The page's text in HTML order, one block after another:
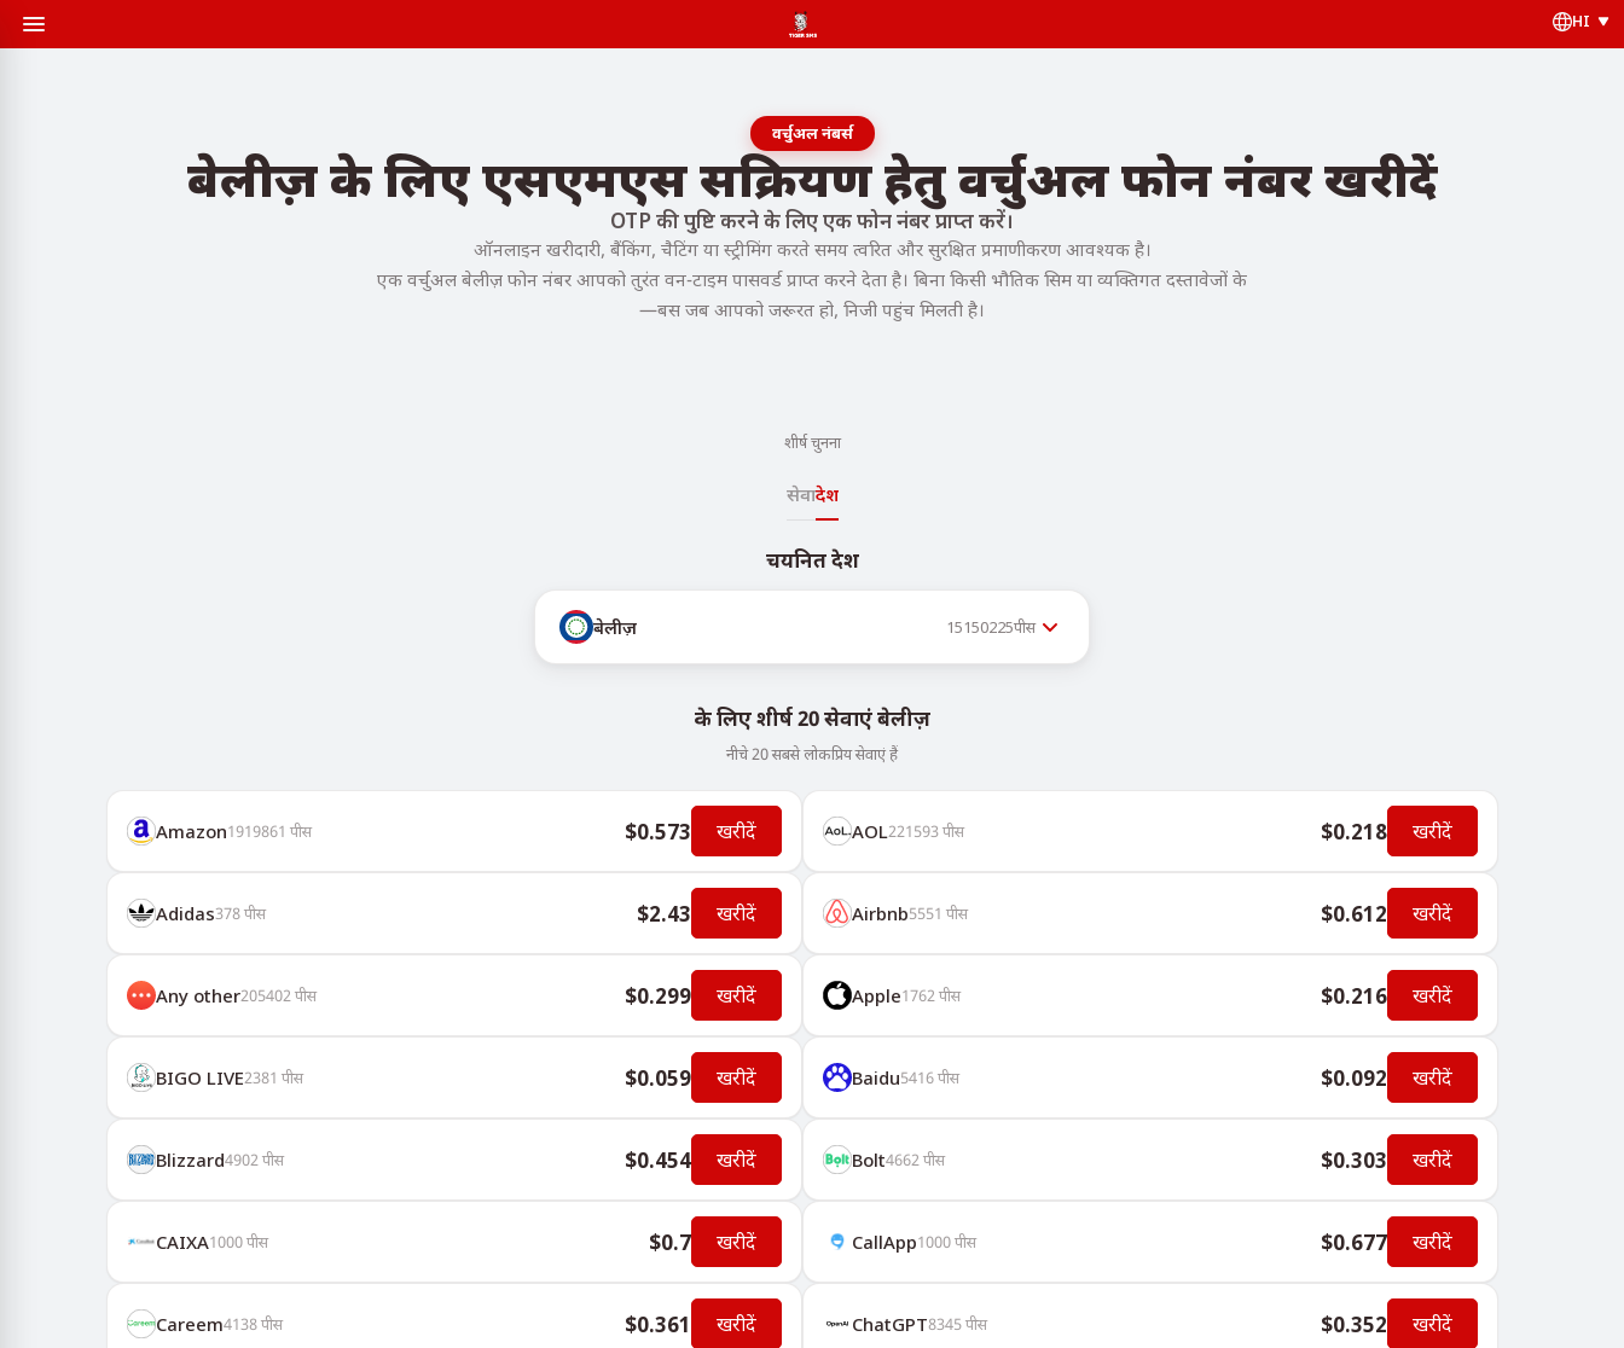
HI
वर्चुअल नंबर्स
बेलीज़ के लिए एसएमएस सक्रियण हेतु वर्चुअल फोन नंबर खरीदें
OTP की पुष्टि करने के लिए एक फोन नंबर प्राप्त करें।
ऑनलाइन खरीदारी, बैंकिंग, चैटिंग या स्ट्रीमिंग करते समय त्वरित और सुरक्षित प्रमाणीकरण आवश्यक है।
एक वर्चुअल बेलीज़ फोन नंबर आपको तुरंत वन-टाइम पासवर्ड प्राप्त करने देता है। बिना किसी भौतिक सिम या व्यक्तिगत दस्तावेजों के
—बस जब आपको जरूरत हो, निजी पहुंच मिलती है।
शीर्ष चुनना
सेवादेश
चयनित देश
बेलीज़ 15150225पीस
के लिए शीर्ष 20 सेवाएं बेलीज़
नीचे 20 सबसे लोकप्रिय सेवाएं हैं
Amazon1919861 पीस $0.573 खरीदें AOL221593पीस $0.218 खरीदें
Adidas378पीस $2.43 खरीदें Airbnb5551 पीस $0.612 खरीदें
Any other205402 पीस $0.299 खरीदें Apple1762 पीस $0.216 खरीदें
BIGO LIVE2381 पीस $0.059 खरीदें Baidu5416पीस $0.092 खरीदें
Blizzard4902 पीस $0.454 खरीदें Bolt4662 पीस $0.303 खरीदें
CAIXA1000पीस $0.7 खरीदें CallApp1000पीस $0.677 खरीदें
Careem4138पीस $0.361 खरीदें ChatGPT8345पीस $0.352 खरीदें